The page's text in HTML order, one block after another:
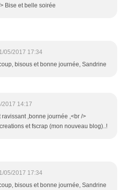
Bise et belle soirée
05/2017 17:34
bisous et bonne journée, Sandrine
2017 14:17
ravissant ,bonne journée ,<br />
et fscrap (mon nouveau blog)..!
05/2017 17:34
bisous et bonne journée, Sandrine